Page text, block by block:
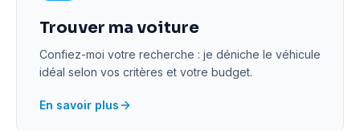
Trouver ma voiture
Confiez-moi votre recherche : je déniche le véhicule
idéal selon vos critères et votre budget.
En savoir plus